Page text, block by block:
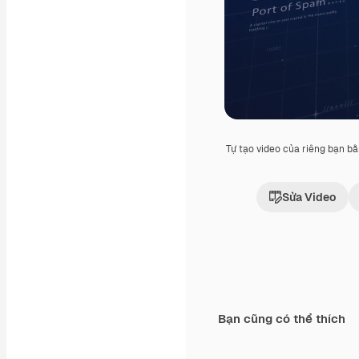
Tự tạo video của riêng bạn
Sửa Video
Bạn cũng có thể thích